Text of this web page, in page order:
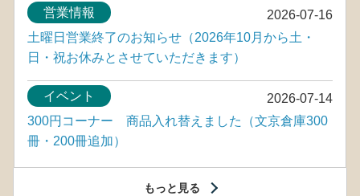
2026-07-16
営業情報
土曜日営業終了のお知らせ（2026年10月から土・
日・祝お休みとさせていただきます）
2026-07-14
イベント
300円コーナー 商品入れ替えました（文京倉庫300
冊・200冊追加）
もっと見る